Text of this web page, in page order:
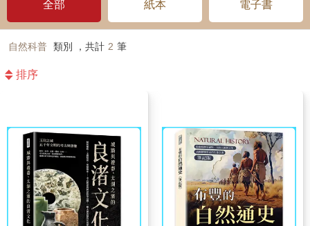
全部 紙本 電子書
自然科普 類別 ，共計 2 筆
排序